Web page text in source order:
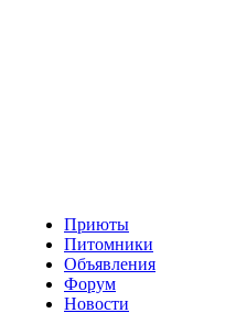
Приюты
Питомники
Объявления
Форум
Новости